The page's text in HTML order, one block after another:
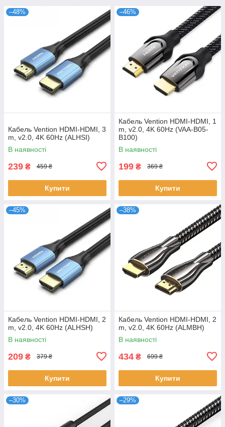
–48%
Кабель Vention HDMI-HDMI, 3
m, v2.0, 4K 60Hz (ALHSI)
В наявності
239 ₴ 459 ₴
Купити
–46%
Кабель Vention HDMI-HDMI, 1
m, v2.0, 4K 60Hz (VAA-B05-
B100)
В наявності
199 ₴ 369 ₴
Купити
–45%
Кабель Vention HDMI-HDMI, 2
m, v2.0, 4K 60Hz (ALHSH)
В наявності
209 ₴ 379 ₴
Купити
–38%
Кабель Vention HDMI-HDMI, 2
m, v2.0, 4K 60Hz (ALMBH)
В наявності
434 ₴ 699 ₴
Купити
–30% –29%